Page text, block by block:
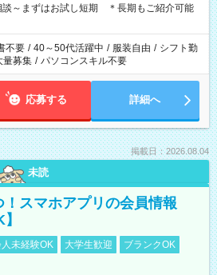
談～まずはお試し短期 ＊長期もご紹介可能
不要 / 40～50代活躍中 / 服装自由 / シフト勤
量募集 / パソコンスキル不要
応募する 詳細へ
掲載日：2026.08.04
未読
スマホアプリの会員情報
未経験OK 大学生歓迎
ブランクOK